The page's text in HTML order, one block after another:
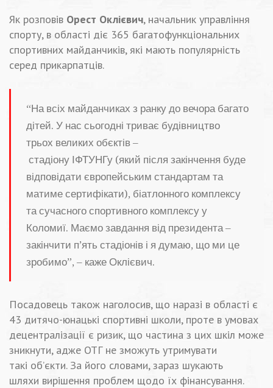
Як розповів Орест Оклієвич, начальник управління
спорту, в області діє 365 багатофункціональних
спортивних майданчиків, які мають популярність
серед прикарпатців.
“На всіх майданчиках з ранку до вечора багато
дітей. У нас сьогодні триває будівництво
трьох великих обєктів –
стадіону ІФТУНГу (який після закінчення буде
відповідати європейським стандартам та
матиме сертифікати), біатлонного комплексу
та сучасного спортивного комплексу у
Коломиї. Маємо завдання від президента –
закінчити п’ять стадіонів і я думаю, що ми це
зробимо”, – каже Оклієвич.
Посадовець також наголосив, що наразі в області є
43 дитячо-юнацькі спортивні школи, проте в умовах
децентралізації є ризик, що частина з цих шкіл може
зникнути, адже ОТГ не зможуть утримувати
такі об’єкти. За його словами, зараз шукають
шляхи вирішення проблем щодо їх фінансування.